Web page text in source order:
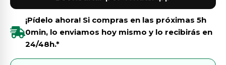
¡Pídelo ahora! Si compras en las próximas 5h
0min, lo enviamos hoy mismo y lo recibirás en
24/48h.*